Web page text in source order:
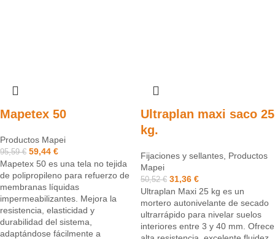
Mapetex 50
Productos Mapei
95,59€ 59,44 €
Mapetex 50 es una tela no tejida
de polipropileno para refuerzo de
membranas líquidas
impermeabilizantes. Mejora la
resistencia, elasticidad y
durabilidad del sistema,
adaptándose fácilmente a
Ultraplan maxi saco 25
kg.
Fijaciones y sellantes Productos
Mapei
50,52€ 31,36 €
Ultraplan Maxi 25 kg es un
mortero autonivelante de secado
ultrarrápido para nivelar suelos
interiores entre 3 y 40 mm. Ofrece